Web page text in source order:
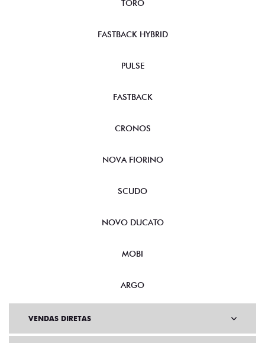
TORO
FASTBACK HYBRID
PULSE
FASTBACK
CRONOS
NOVA FIORINO
SCUDO
NOVO DUCATO
MOBI
ARGO
VENDAS DIRETAS